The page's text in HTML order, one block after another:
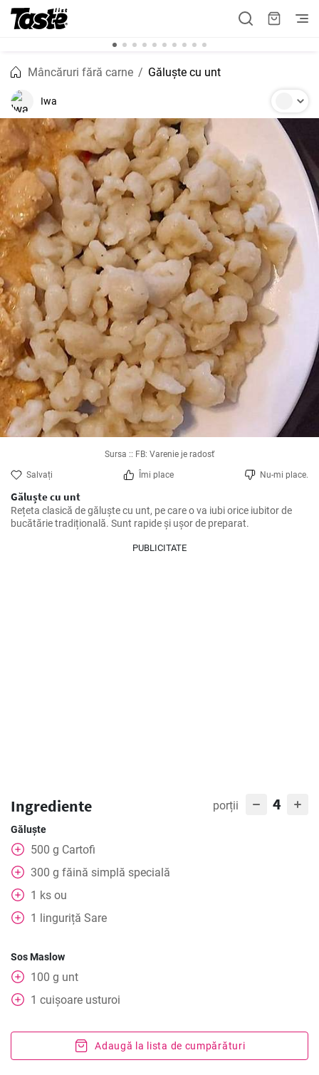
Mâncăruri fără carne Găluște cu unt
Iwa
Sursa :: FB: Varenie je radosť
Salvați Îmi place Nu-mi place.
Găluște cu unt
Rețeta clasică de găluște cu unt, pe care o va iubi orice iubitor de
bucătărie tradițională. Sunt rapide și ușor de preparat.
PUBLICITATE
Ingrediente porții 4
Găluște
500 g Cartofi
300 g făină simplă specială
1 ks ou
1 linguriță Sare
Sos Maslow
100 g unt
1 cuișoare usturoi
Adaugă la lista de cumpărături